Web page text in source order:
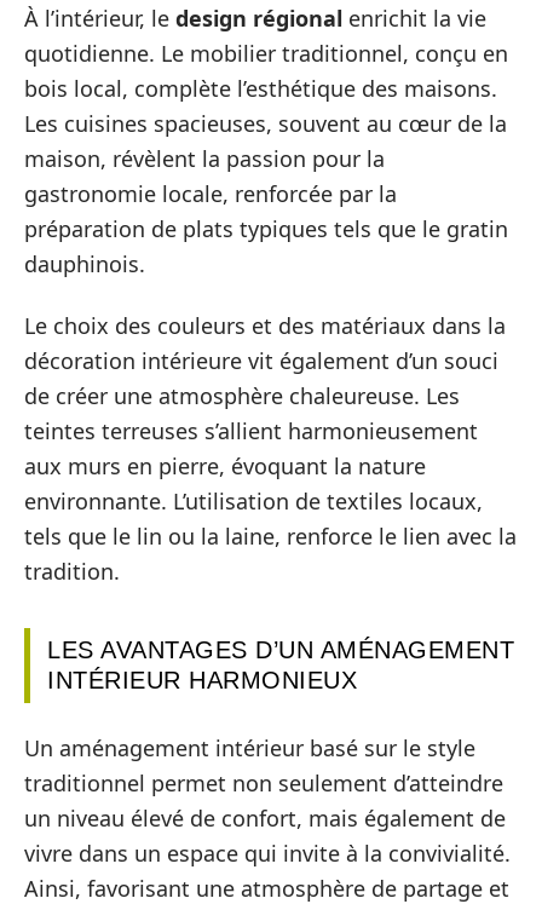
À l’intérieur, le design régional enrichit la vie
quotidienne. Le mobilier traditionnel, conçu en
bois local, complète l’esthétique des maisons.
Les cuisines spacieuses, souvent au cœur de la
maison, révèlent la passion pour la
gastronomie locale, renforcée par la
préparation de plats typiques tels que le gratin
dauphinois.
Le choix des couleurs et des matériaux dans la
décoration intérieure vit également d’un souci
de créer une atmosphère chaleureuse. Les
teintes terreuses s’allient harmonieusement
aux murs en pierre, évoquant la nature
environnante. L’utilisation de textiles locaux,
tels que le lin ou la laine, renforce le lien avec la
tradition.
LES AVANTAGES D’UN AMÉNAGEMENT
INTÉRIEUR HARMONIEUX
Un aménagement intérieur basé sur le style
traditionnel permet non seulement d’atteindre
un niveau élevé de confort, mais également de
vivre dans un espace qui invite à la convivialité.
Ainsi, favorisant une atmosphère de partage et